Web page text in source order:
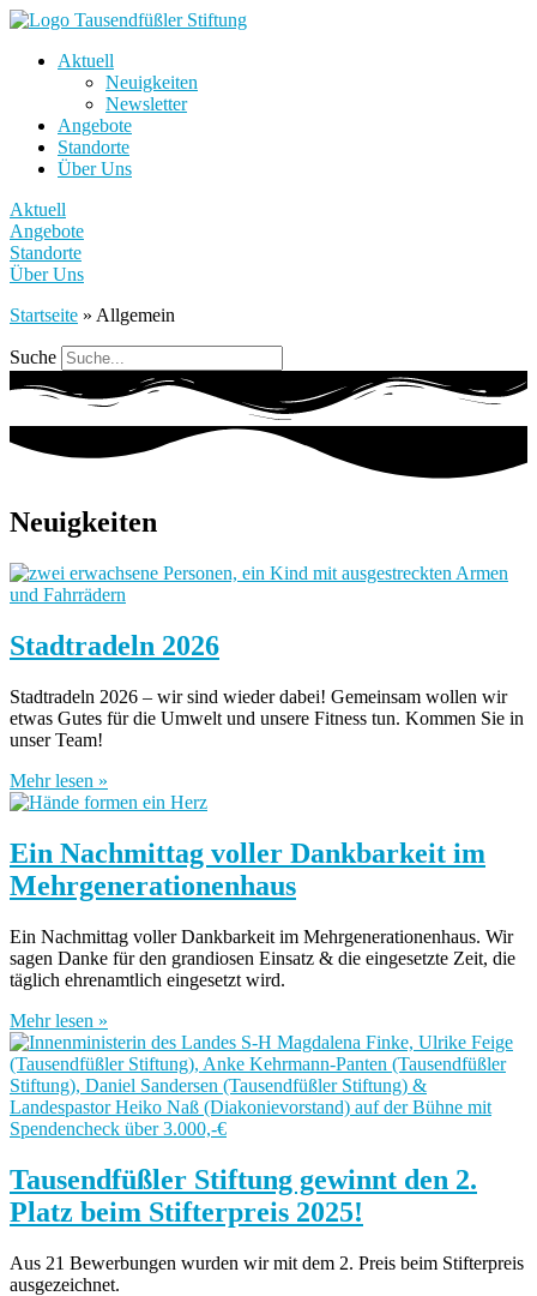
Aktuell
Neuigkeiten
Newsletter
Angebote
Standorte
Über Uns
Aktuell
Angebote
Standorte
Über Uns
Startseite » Allgemein
Suche
Neuigkeiten
Stadtradeln 2026
Stadtradeln 2026 – wir sind wieder dabei! Gemeinsam wollen wir
etwas Gutes für die Umwelt und unsere Fitness tun. Kommen Sie in
unser Team!
Mehr lesen »
Ein Nachmittag voller Dankbarkeit im
Mehrgenerationenhaus
Ein Nachmittag voller Dankbarkeit im Mehrgenerationenhaus. Wir
sagen Danke für den grandiosen Einsatz & die eingesetzte Zeit, die
täglich ehrenamtlich eingesetzt wird.
Mehr lesen »
Tausendfüßler Stiftung gewinnt den 2.
Platz beim Stifterpreis 2025!
Aus 21 Bewerbungen wurden wir mit dem 2. Preis beim Stifterpreis
ausgezeichnet.